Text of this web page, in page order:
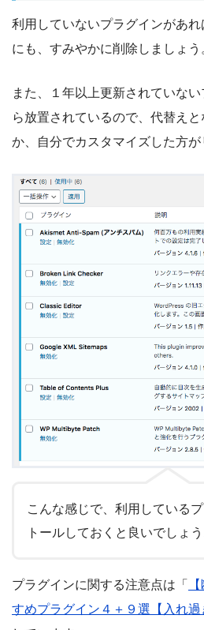
利用していないプラグインがあ
にも、すみやかに削除しましょう
また、１年以上更新されていな
ら放置されているので、代替え
か、自分でカスタマイズした方が
こんな感じで、利用している
トールしておくと良いでしょう
プラグインに関する注意点は「
すめプラグイン４＋９選【入れ過